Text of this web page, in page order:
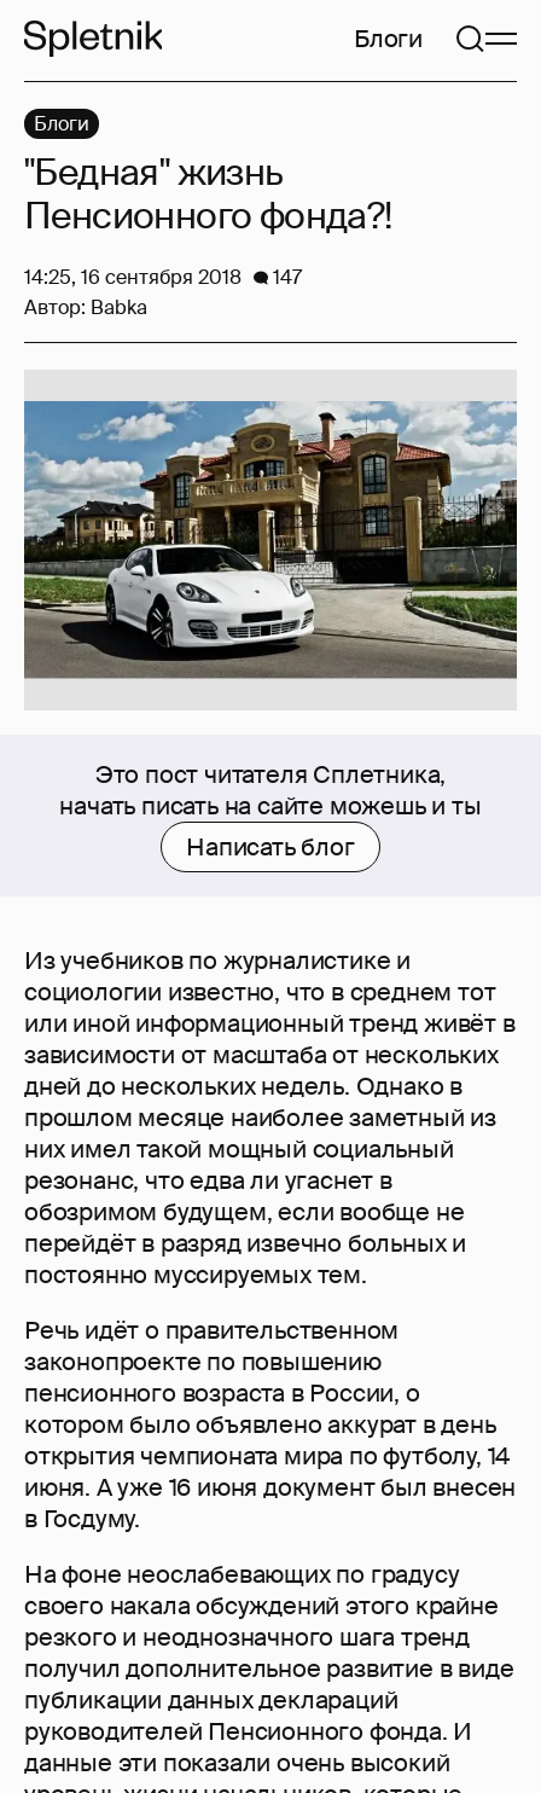
Блоги
Это пост читателя Сплетника,
начать писать на сайте можешь и ты
Написать блог
Из учебников по журналистике и
социологии известно, что в среднем тот
или иной информационный тренд живёт в
зависимости от масштаба от нескольких
дней до нескольких недель. Однако в
прошлом месяце наиболее заметный из
них имел такой мощный социальный
резонанс, что едва ли угаснет в
обозримом будущем, если вообще не
перейдёт в разряд извечно больных и
постоянно муссируемых тем.
Речь идёт о правительственном
законопроекте по повышению
пенсионного возраста в России, о
котором было объявлено аккурат в день
открытия чемпионата мира по футболу, 14
июня. А уже 16 июня документ был внесен
в Госдуму.
На фоне неослабевающих по градусу
своего накала обсуждений этого крайне
резкого и неоднозначного шага тренд
получил дополнительное развитие в виде
публикации данных деклараций
руководителей Пенсионного фонда. И
данные эти показали очень высокий
Блоги
"Бедная" жизнь
Пенсионного фонда?!
14:25, 16 сентября 2018
147
Автор: Babka